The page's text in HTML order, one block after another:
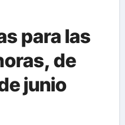
para las
de
junio